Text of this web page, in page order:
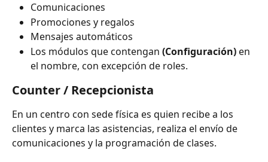
Comunicaciones
Promociones y regalos
Mensajes automáticos
Los módulos que contengan (Configuración) en
el nombre, con excepción de roles.
Counter / Recepcionista
En un centro con sede física es quien recibe a los
clientes y marca las asistencias, realiza el envío de
comunicaciones y la programación de clases.